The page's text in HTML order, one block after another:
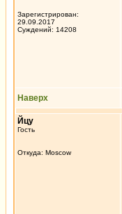
Зарегистрирован:
29.09.2017
Суждений: 14208
Наверх
Йцу
Гость
Откуда: Moscow